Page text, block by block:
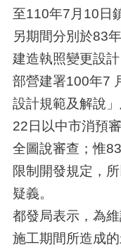
至110年7月10日
另期間分別於83
建造執照變更設
部營建署100年7
設計規範及解說
22日以中市消預
全圖說審查；惟
限制開發規定，
疑義。
都發局表示，為
施工期間所造成